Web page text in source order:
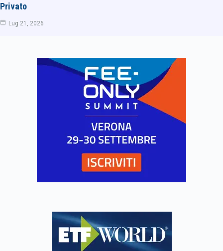
Privato
Lug 21, 2026